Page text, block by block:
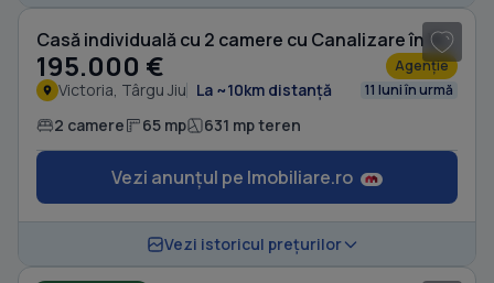
Casă individuală cu 2 camere cu Canalizare în Victoria
195.000 € Agenție
Victoria, Târgu Jiu La ~10km distanță 11 luni în urmă
2 camere 65 mp 631 mp teren
Vezi anunțul pe Imobiliare.ro
Vezi istoricul prețurilor